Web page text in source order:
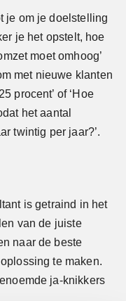
je om je doelstelling
je het opstelt, hoe
moet omhoog’
met nieuwe klanten
procent’ of ‘Hoe
het aantal
twintig per jaar?’.
is getraind in het
van de juiste
naar de beste
te maken.
ja-knikkers